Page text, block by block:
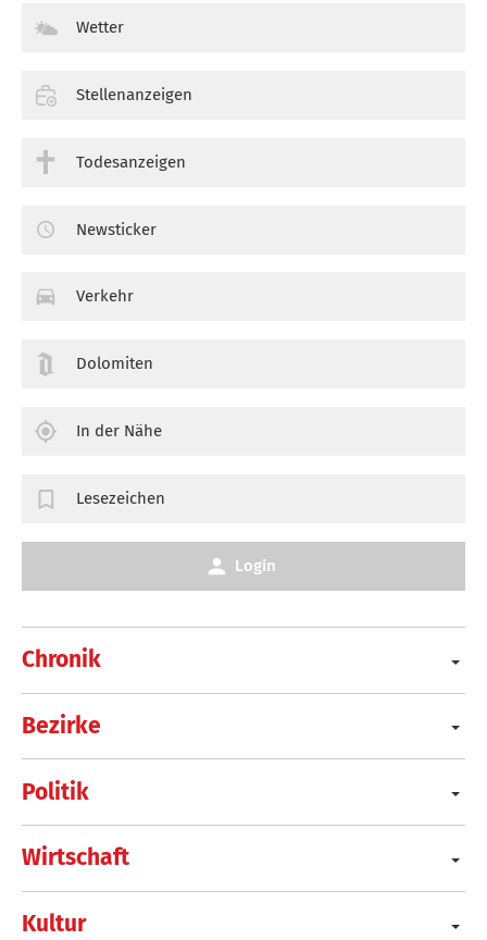
Chronik
Bezirke
Politik
Wirtschaft
Kultur
Wetter
Stellenanzeigen
Todesanzeigen
Newsticker
Verkehr
Dolomiten
In der Nähe
Lesezeichen
Login